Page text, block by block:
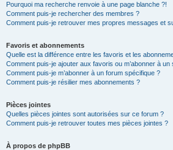
Pourquoi ma recherche renvoie à une page blanche ?!
Comment puis-je rechercher des membres ?
Comment puis-je retrouver mes propres messages et
Favoris et abonnements
Quelle est la différence entre les favoris et les
Comment puis-je ajouter aux favoris ou m’abonner à un
Comment puis-je m’abonner à un forum spécifique ?
Comment puis-je résilier mes abonnements ?
Pièces jointes
Quelles pièces jointes sont autorisées sur ce forum ?
Comment puis-je retrouver toutes mes pièces jointes ?
À propos de phpBB